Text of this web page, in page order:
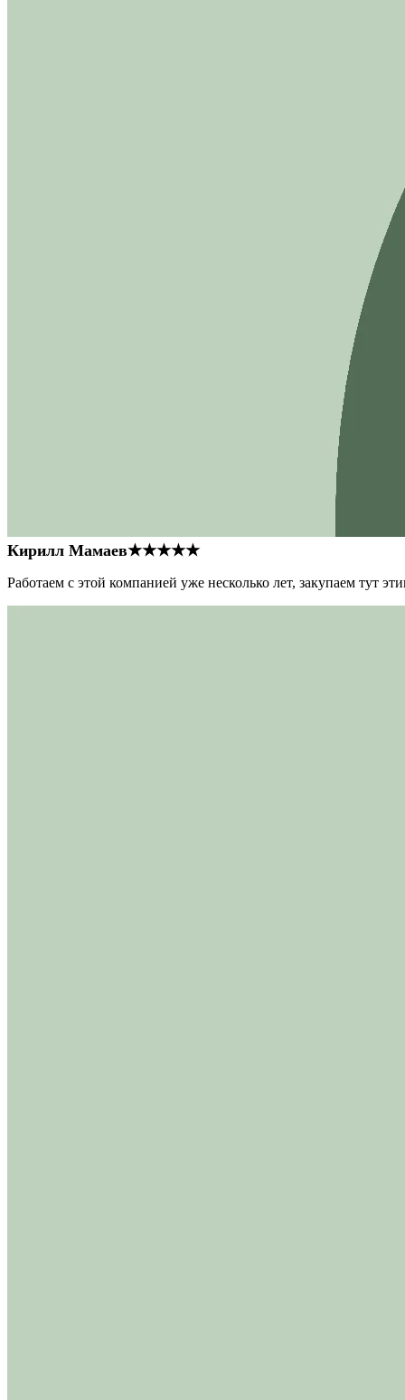
Кирилл Мамаев★★★★★
Работаем с этой компанией уже несколько лет, закупаем тут